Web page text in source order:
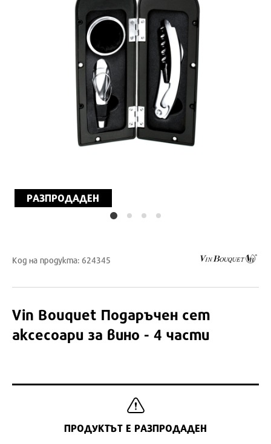
РАЗПРОДАДЕН
Код на продукта: 624345
Vin Bouquet Подаръчен сет
аксесоари за вино - 4 части
ПРОДУКТЪТ Е РАЗПРОДАДЕН